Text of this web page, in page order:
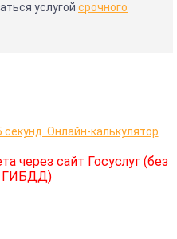
услугой срочного
через сайт Госуслуг (без
ГИБДД)